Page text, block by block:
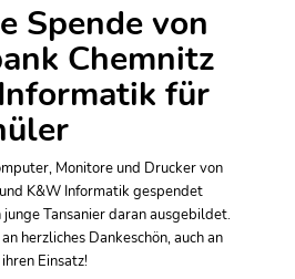
Spende von
Chemnitz
für
Monitore und Drucker von
K&W Informatik gespendet
Tansanier daran ausgebildet.
herzliches Dankeschön, auch an
Einsatz!